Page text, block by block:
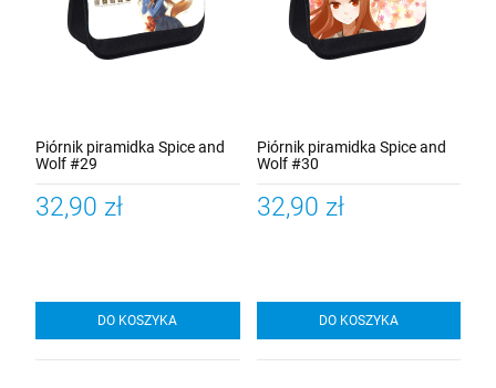
Piórnik piramidka Spice and
Wolf #29
32,90 zł
DO KOSZYKA
Piórnik piramidka Spice and
Wolf #30
32,90 zł
DO KOSZYKA